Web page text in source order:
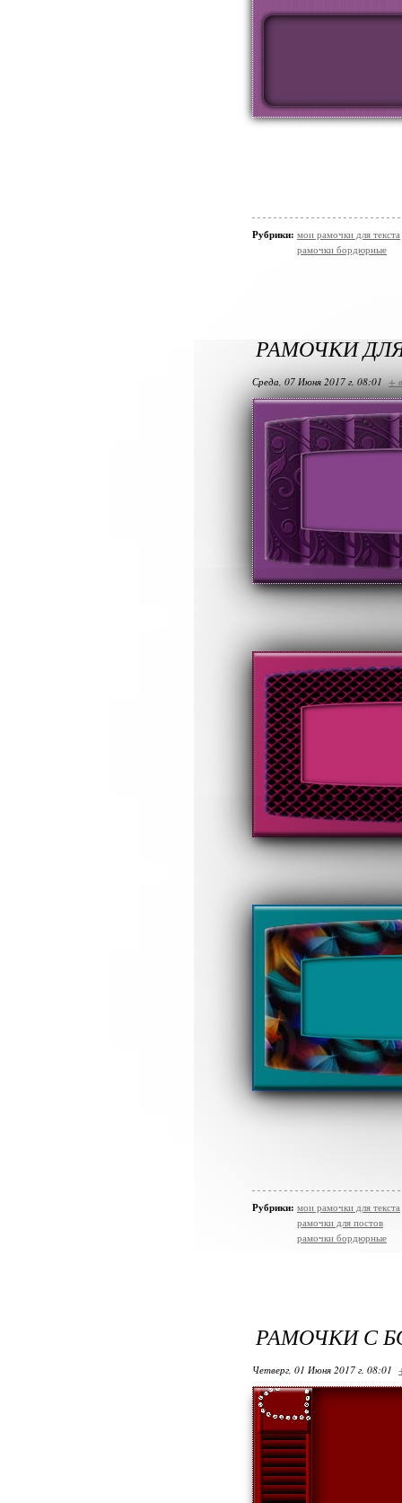
Рубрики: мои рамочки для текста
рамочки бордюрные
РАМОЧКИ
Среда, 07 Июня 2017 г. 08:01 +
Рубрики: мои рамочки для текста
рамочки для постов
рамочки бордюрные
РАМОЧКИ С
Четверг, 01 Июня 2017 г. 08:01